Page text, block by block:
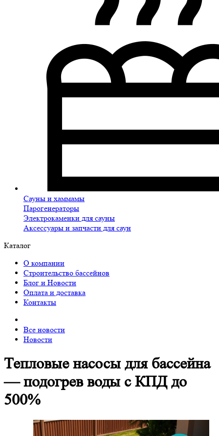
Сауны и хаммамы
Парогенераторы
Электрокаменки для сауны
Аксессуары и запчасти для саун
Каталог
О компании
Строительство бассейнов
Блог и Новости
Оплата и доставка
Контакты
Все новости
Новости
Тепловые насосы для бассейна
— подогрев воды с КПД до
500%